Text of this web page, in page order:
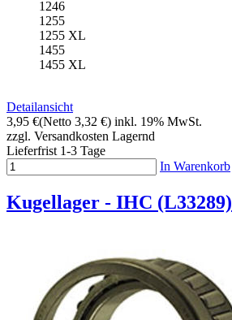
1246
1255
1255 XL
1455
1455 XL
Detailansicht
3,95 €(Netto 3,32 €) inkl. 19% MwSt.
zzgl. Versandkosten Lagernd
Lieferfrist 1-3 Tage
In Warenkorb
Kugellager - IHC (L33289)